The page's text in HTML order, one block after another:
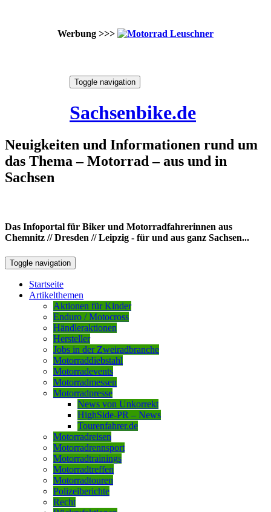
Werbung >>>
Toggle navigation
Sachsenbike.de
Neuigkeiten und Informationen rund um
das Thema – Motorrad – aus und in
Sachsen
Das Infoportal für Biker und Motorradfahrerinnen aus
Chemnitz // Dresden // Leipzig - für und aus ganz Sachsen...
Toggle navigation
Startseite
Artikelthemen
Aktionen für Kinder
Enduro / Motocross
Händleraktionen
Hersteller
Jobs in der Zweiradbranche
Motorraddiebstahl
Motorradevents
Motorradmessen
Motorradpresse
News von Unkorrekt
HighSide-PR – News
Tourenfahrer.de
Motorradreisen
Motorradrennsport
Motorradtrainings
Motorradtreffen
Motorradtouren
Polizeiberichte
Recht